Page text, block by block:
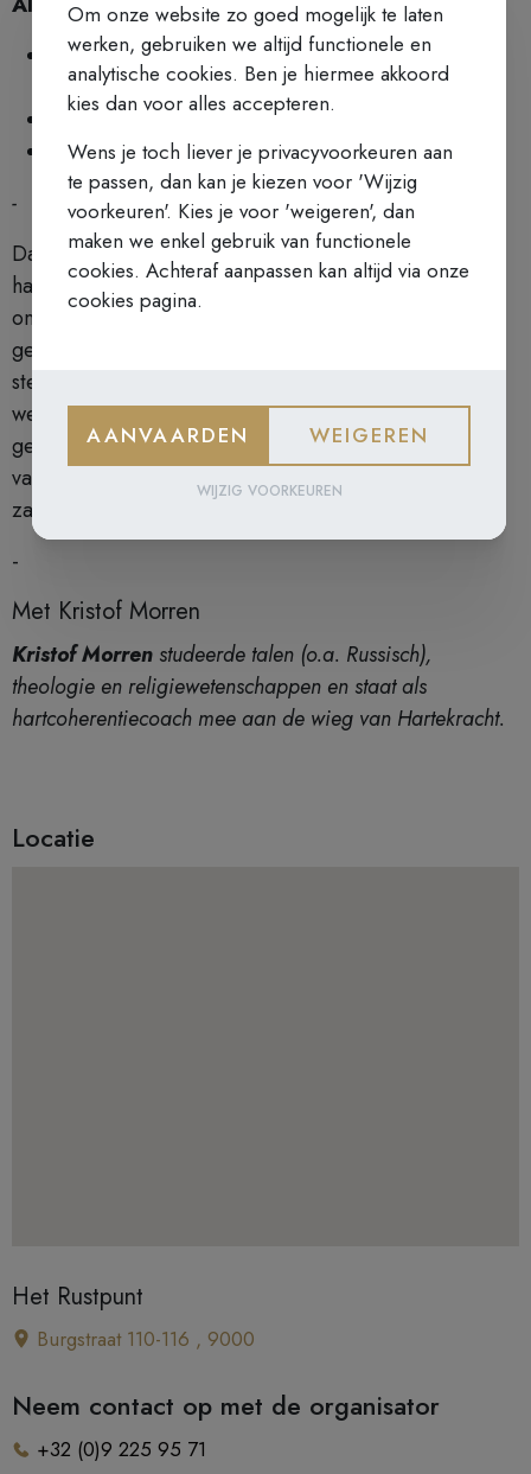
Volgende sessies: 3 maart, 17 maart, 7 april, 21
april en 5 mei 2026
Eenmalige deelname is niet mogelijk
Avondsessie- start om 19u30 – 21u30
-
Dankzij Gods werkzaamheid en onze zuiverheid van
hart kan ons Jezusgebed dan zelfs overgaan in een
ononderbroken inwendig gebed waarbij God Zelf het
gebed in onze zielen voltrekt. Zo groeit gestaag een
steeds diepere verbondenheid met God. Iedereen is
welkom: of je nu al ervaring hebt met het innerlijk
gebed, of nog zoekend bent. Kom mee op deze weg
van stilte en ontdek hoe God Zich laat vinden in het
zachte ritme van adem en gebed.
-
Met Kristof Morren
Kristof Morren studeerde talen (o.a. Russisch),
theologie en religiewetenschappen en staat als
hartcoherentiecoach mee aan de wieg van Hartekracht.
Locatie
Het Rustpunt
Burgstraat 110-116 , 9000
Neem contact op met de organisator
+32 (0)9 225 95 71
Om onze website zo goed mogelijk te laten
werken, gebruiken we altijd functionele en
analytische cookies. Ben je hiermee akkoord
kies dan voor alles accepteren.
Wens je toch liever je privacyvoorkeuren aan
te passen, dan kan je kiezen voor 'Wijzig
voorkeuren'. Kies je voor 'weigeren', dan
maken we enkel gebruik van functionele
cookies. Achteraf aanpassen kan altijd via onze
cookies pagina.
AANVAARDEN WEIGEREN
WIJZIG VOORKEUREN